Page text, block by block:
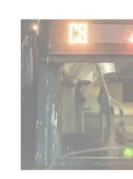
Une date de sortie
Dubosc